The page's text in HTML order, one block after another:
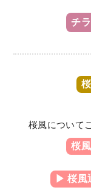
チ
桜風について
桜
▶ 桜風